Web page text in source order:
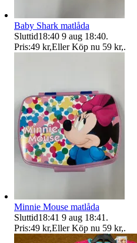
Baby Shark matlåda
Sluttid18:40 9 aug 18:40.
Pris:49 kr,Eller Köp nu 59 kr,.
Minnie Mouse matlåda
Sluttid18:41 9 aug 18:41 .
Pris:49 kr,Eller Köp nu 59 kr,.